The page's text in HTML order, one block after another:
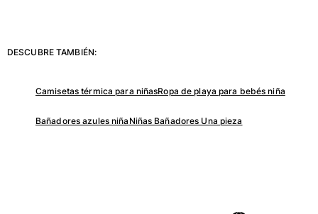
Camisas
Sudaderas
DESCUBRE TAMBIÉN:
Camisetas térmica para niñasRopa de playa para bebés niña
Bañadores azules niña Niñas Bañadores Una pieza